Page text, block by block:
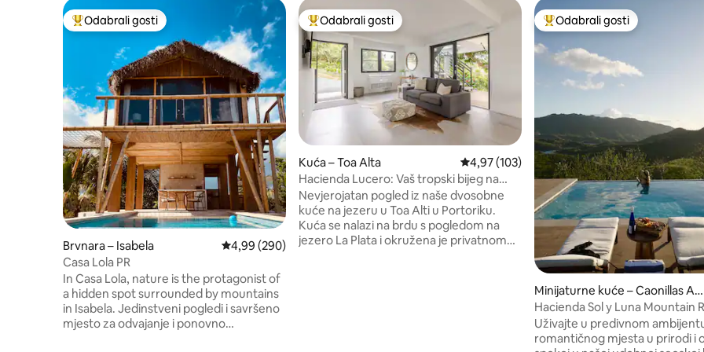
Među najviše rangiranima s oznakom „Odabrali gosti”
Odabrali gosti
Brvnara – Isabela Prosječna ocjena: 4,99/5, recenzija: 290
4,99 (290)
Casa Lola PR
In Casa Lola, nature is the protagonist of
a hidden spot surrounded by mountains
in Isabela. Jedinstveni pogledi i savršeno
mjesto za odvajanje i ponovno
Među najviše rangiranima s oznakom „Odabrali gosti”
Odabrali gosti
Kuća – Toa Alta Prosječna ocjena: 4,97/5, recenzija: 103
4,97 (103)
Hacienda Lucero: Vaš tropski bijeg na
obali jezera
Nevjerojatan pogled iz naše dvosobne
kuće na jezeru u Toa Alti u Portoriku.
Kuća se nalazi na brdu s pogledom na
jezero La Plata i okružena je privatnom
Među najviše rangiranima s
Odabrali gosti
Minijaturne kuće – Caonillas Arri
ba
Hacienda Sol y Luna Mountain
Uživajte u predivnom
romantičnog mjesta u prirodi i